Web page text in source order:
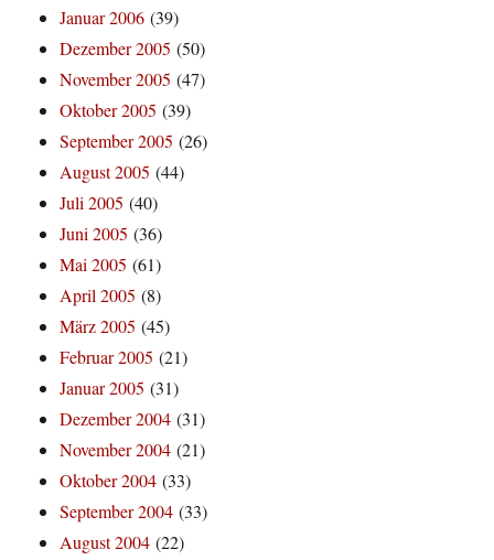
Januar 2006 (39)
Dezember 2005 (50)
November 2005 (47)
Oktober 2005 (39)
September 2005 (26)
August 2005 (44)
Juli 2005 (40)
Juni 2005 (36)
Mai 2005 (61)
April 2005 (8)
März 2005 (45)
Februar 2005 (21)
Januar 2005 (31)
Dezember 2004 (31)
November 2004 (21)
Oktober 2004 (33)
September 2004 (33)
August 2004 (22)